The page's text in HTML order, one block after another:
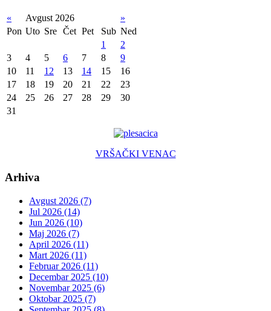
« Avgust 2026
»
Pon Uto Sre Čet Pet Sub Ned
1
2
3
4 5 6 7 8
9
10
11 12 13 14 15
16
17
18 19 20 21 22
23
24
25 26 27 28 29
30
31
VRŠAČKI VENAC
Arhiva
Avgust 2026 (7)
Jul 2026 (14)
Jun 2026 (10)
Maj 2026 (7)
April 2026 (11)
Mart 2026 (11)
Februar 2026 (11)
Decembar 2025 (10)
Novembar 2025 (6)
Oktobar 2025 (7)